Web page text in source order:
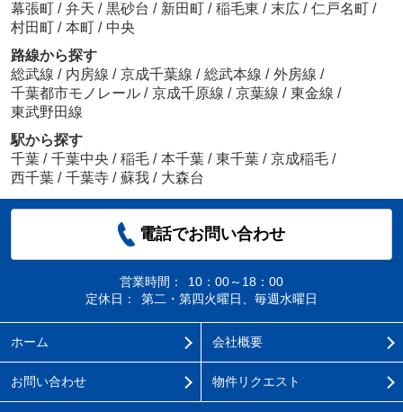
幕張町 / 弁天 / 黒砂台 / 新田町 / 稲毛東 / 末広 / 仁戸名町 /
村田町 / 本町 / 中央
路線から探す
総武線 / 内房線 / 京成千葉線 / 総武本線 / 外房線 /
千葉都市モノレール / 京成千原線 / 京葉線 / 東金線 /
東武野田線
駅から探す
千葉 / 千葉中央 / 稲毛 / 本千葉 / 東千葉 / 京成稲毛 /
西千葉 / 千葉寺 / 蘇我 / 大森台
電話でお問い合わせ
営業時間：
10：00～18：00
定休日：
第二・第四火曜日、毎週水曜日
ホーム 会社概要
お問い合わせ 物件リクエスト